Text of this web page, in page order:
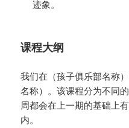
迹象。
课程大纲
我们在（孩子俱乐部名称
名称）。该课程分为不同
周都会在上一期的基础上
内。